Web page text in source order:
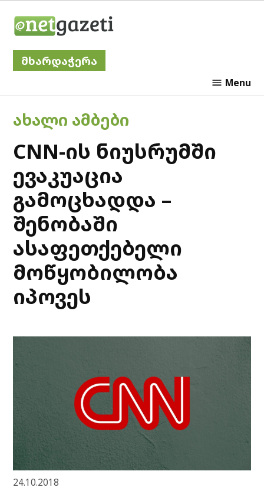
მხარდაჭერა
Menu
POSTED
ᲐᲮᲐᲚᲘ ᲐᲛᲑᲔᲑᲘ
CNN-ის ნიუსრუმში
ევაკუაცია
გამოცხადდა –
შენობაში
ასაფეთქებელი
მოწყობილობა
იპოვეს
24.10.2018